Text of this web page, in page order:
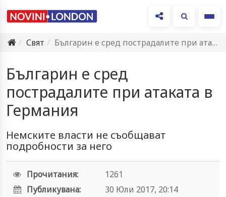
Свят
Българин е сред пострадалите при атаката в Германия
Българин е сред
пострадалите при атаката в
Германия
Немските власти не съобщават
подробности за него
Прочитания:
1261
Публикувана:
30 Юли 2017, 20:14